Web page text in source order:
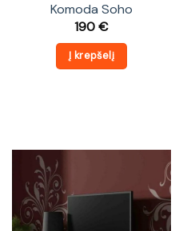
Komoda Soho
190€
Į krepšelį